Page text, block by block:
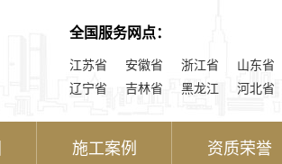
全国服务网点：
江苏省 安徽省 浙江省 山东省
辽宁省
吉林省 黑龙江 河北省
施工案例 资质荣誉